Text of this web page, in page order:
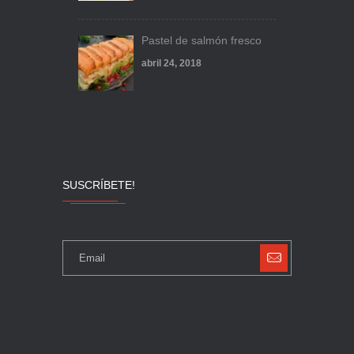
Pastel de salmón fresco
abril 24, 2018
SUSCRÍBETE!